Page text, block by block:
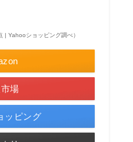
| Yahooショッピング調べ）
場
ッピング